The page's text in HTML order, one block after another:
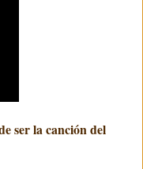
ser la canción del